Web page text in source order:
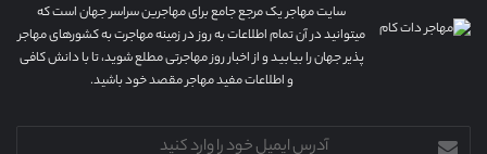
سایت مهاجر یک مرجع جامع برای مهاجرین سراسر جهان است که
میتوانید در آن تمام اطلاعات به روز در زمینه مهاجرت به کشورهای مهاجر
پذیر جهان را بیابید و از اخبار روز مهاجرتی مطلع شوید، تا با دانش کافی
و اطلاعات مفید مهاجر مقصد خود باشید.
آدرس